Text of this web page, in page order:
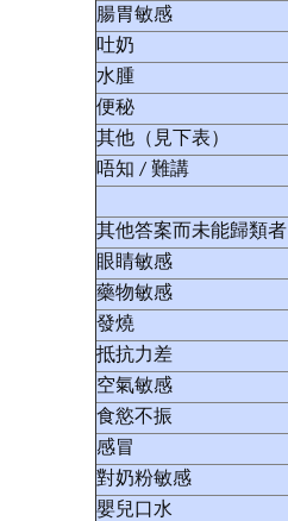
腸胃敏感
吐奶
水腫
便秘
其他（見下表）
唔知 / 難講
其他答案而未能歸類者
眼睛敏感
藥物敏感
發燒
抵抗力差
空氣敏感
食慾不振
感冒
對奶粉敏感
嬰兒口水